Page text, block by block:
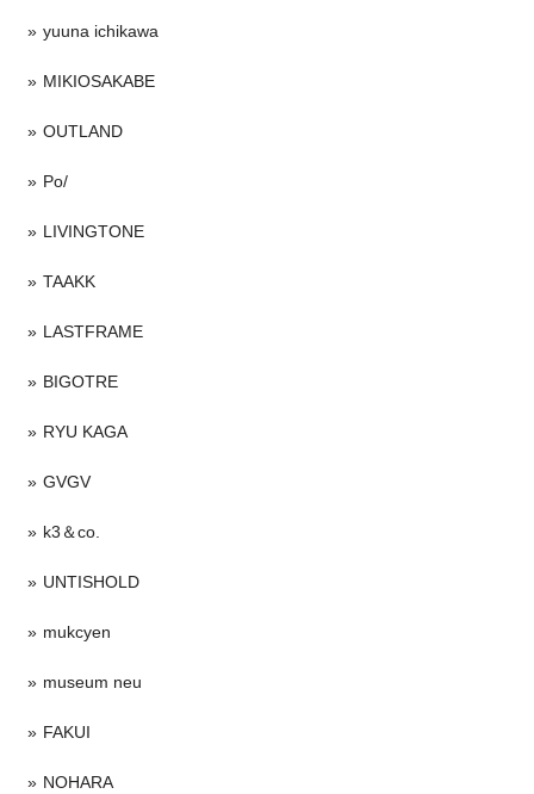
yuuna ichikawa
MIKIOSAKABE
OUTLAND
Po/
LIVINGTONE
TAAKK
LASTFRAME
BIGOTRE
RYU KAGA
GVGV
k3＆co.
UNTISHOLD
mukcyen
museum neu
FAKUI
NOHARA